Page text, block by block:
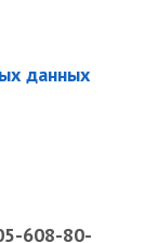
данных
608-80-